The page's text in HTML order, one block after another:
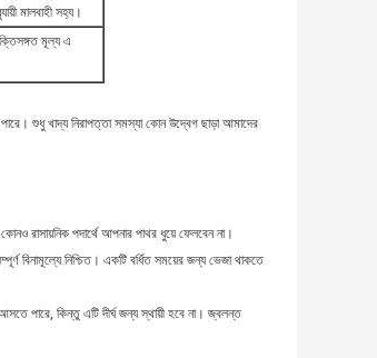
মালবাহী সহ্য।
মূল্য এ
শুধু খাদ্য নিরাপত্তা সমস্যা কোন উদ্বেগ ছাড়া আমাদের
রাসায়নিক পদার্থে আপনার পাথর ধুয়ে ফেলবেন না।
বিনামূল্যে নিশ্চিত। একটি বর্ধিত সময়ের জন্য ভেজা থাকতে
পারে, কিন্তু এটি দীর্ঘ জন্য স্থায়ী হবে না। জ্বলন্ত